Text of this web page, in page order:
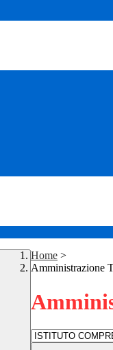
Home >
Amministrazione